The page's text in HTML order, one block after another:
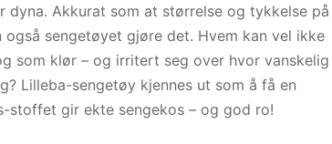
Akkurat som at størrelse og tykkelse på
sengetøyet gjøre det. Hvem kan vel ikke
som klør – og irritert seg over hvor vanskelig
Lilleba-sengetøy kjennes ut som å få en
stoffet gir ekte sengekos – og god ro!